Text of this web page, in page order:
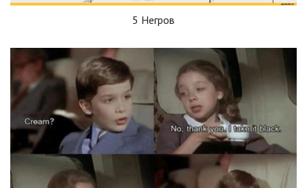
5 Негров